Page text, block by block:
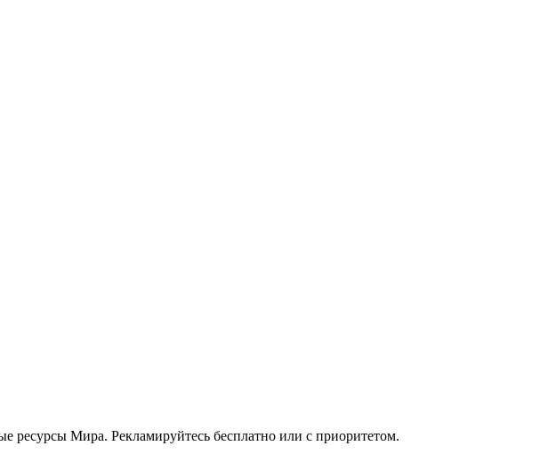
ресурсы Мира. Рекламируйтесь бесплатно или с приоритетом.